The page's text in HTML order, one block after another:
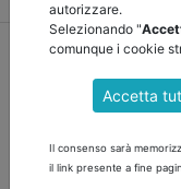
home notizie
SULLA
CONSILIARE E
autorizzare.
Selezionando "
comunque i cookie
Accetta
Il consenso sarà
il link presente a fine